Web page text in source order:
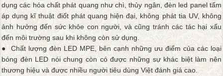
dụng các hóa chất phát quang như chì, thủy ngân, đèn led panel tấm
áp dụng kĩ thuật điốt phát quang hiện đại, không phát tia UV, không
ảnh hưởng đến sức khỏe con người, và cũng tránh các tác hại xấu
đến môi trường sau khi không còn sử dụng.
● Chất lượng đèn LED MPE, bên cạnh những ưu điểm của các loại
bóng đèn LED nói chung còn có được những sự khác biệt làm nên
thương hiệu và được nhiều người tiêu dùng Việt đánh giá cao.